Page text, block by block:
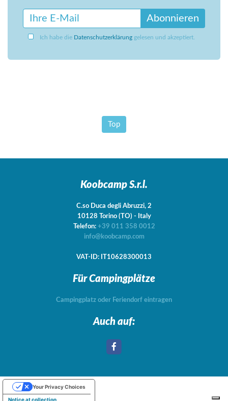
Abonnieren
Ich habe die Datenschutzerklärung gelesen und akzeptiert.
Top
Koobcamp S.r.l.
C.so Duca degli Abruzzi, 2
10128 Torino (TO) - Italy
Telefon: +39 011 358 0012
info@koobcamp.com
VAT-ID: IT10628300013
Für Campingplätze
Campingplatz oder Feriendorf eintragen
Auch auf:
Notice at collection
Your Privacy Choices